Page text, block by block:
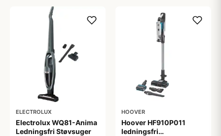
ELECTROLUX
Electrolux WQ81-Anima
Ledningsfri Støvsuger
HOOVER
Hoover HF910P011
ledningsfri